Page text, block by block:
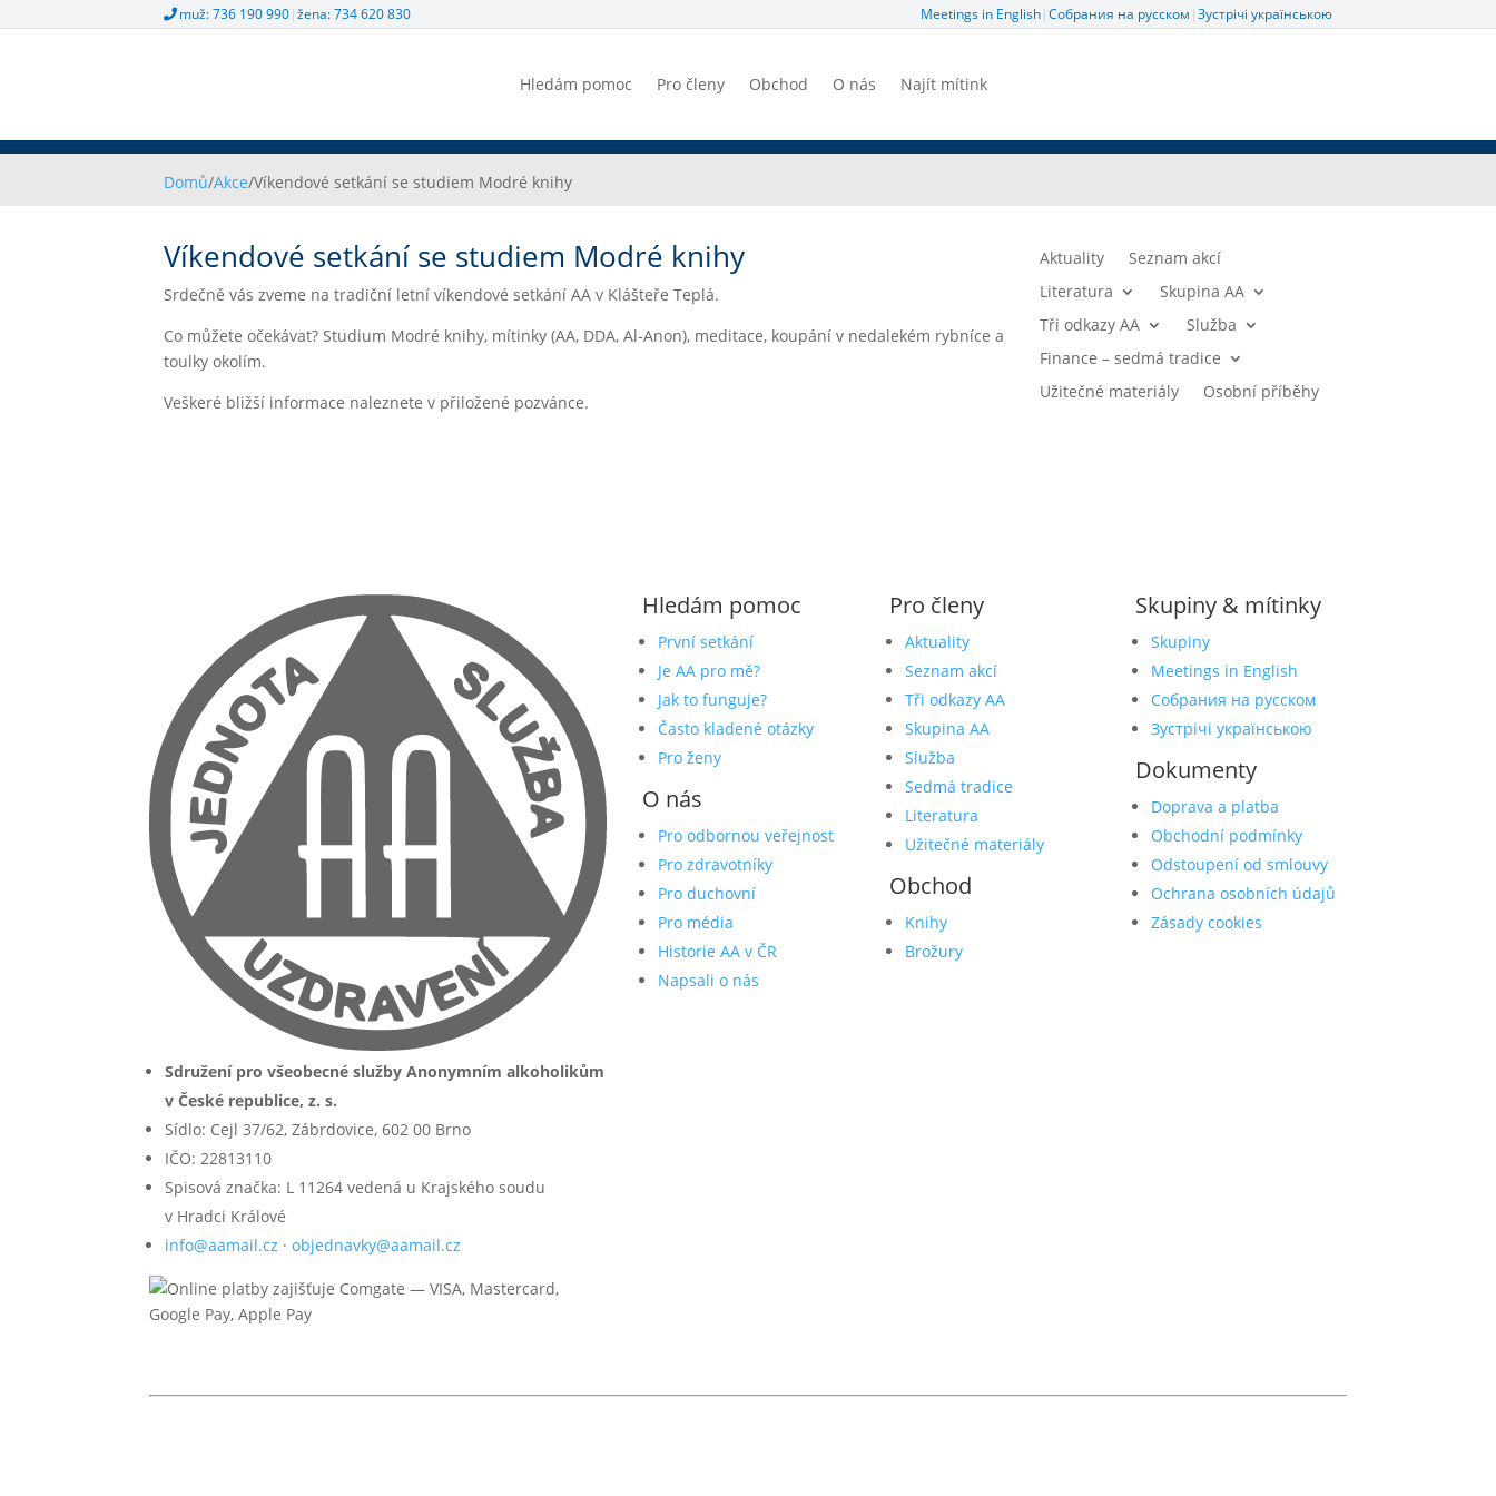
muž: 736 190 990|žena: 734 620 830 Meetings in English|Собрания на русском |Зустрічі українською
Hledám pomoc Pro členy Obchod O nás Najít mítink
Domů/Akce/Víkendové setkání se studiem Modré knihy
Víkendové setkání se studiem Modré knihy
Srdečně vás zveme na tradiční letní víkendové setkání AA v Klášteře Teplá.
Co můžete očekávat? Studium Modré knihy, mítinky (AA, DDA, Al-Anon), meditace, koupání v nedalekém rybníce a
toulky okolím.
Veškeré bližší informace naleznete v přiložené pozvánce.
Aktuality
Seznam akcí
Literatura
Skupina AA
Tři odkazy AA
Služba
Finance – sedmá tradice
Užitečné materiály
Osobní příběhy
Sdružení pro všeobecné služby Anonymním alkoholikům
v České republice, z. s.
Sídlo: Cejl 37/62, Zábrdovice, 602 00 Brno
IČO: 22813110
Spisová značka: L 11264 vedená u Krajského soudu
v Hradci Králové
info@aamail.cz ·objednavky@aamail.cz
Hledám pomoc
První setkání
Je AA pro mě?
Jak to funguje?
Často kladené otázky
Pro ženy
O nás
Pro odbornou veřejnost
Pro zdravotníky
Pro duchovní
Pro média
Historie AA v ČR
Napsali o nás
Pro členy
Aktuality
Seznam akcí
Tři odkazy AA
Skupina AA
Služba
Sedmá tradice
Literatura
Užitečné materiály
Obchod
Knihy
Brožury
Skupiny & mítinky
Skupiny
Meetings in English
Собрания на русском
Зустрічі українською
Dokumenty
Doprava a platba
Obchodní podmínky
Odstoupení od smlouvy
Ochrana osobních údajů
Zásady cookies